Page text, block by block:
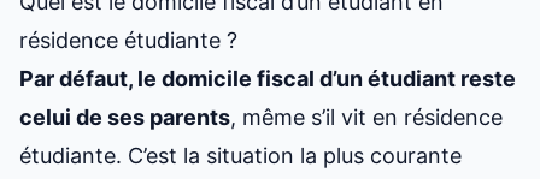
résidence étudiante ?
Par défaut, le domicile fiscal d’un étudiant reste
celui de ses parents, même s’il vit en résidence
étudiante. C’est la situation la plus courante